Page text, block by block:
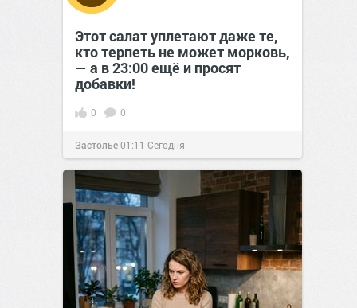
Этот салат уплетают даже те,
кто терпеть не может морковь,
— а в 23:00 ещё и просят
добавки!
0 0
Застолье01:11 Сегодня